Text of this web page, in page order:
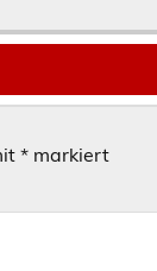
* markiert